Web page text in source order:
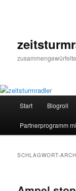
Start Blogroll
Partnerprogramm
SCHLAGWORT-